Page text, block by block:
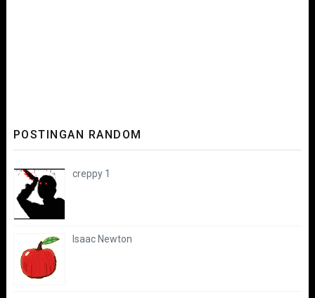
POSTINGAN RANDOM
creppy 1
Isaac Newton